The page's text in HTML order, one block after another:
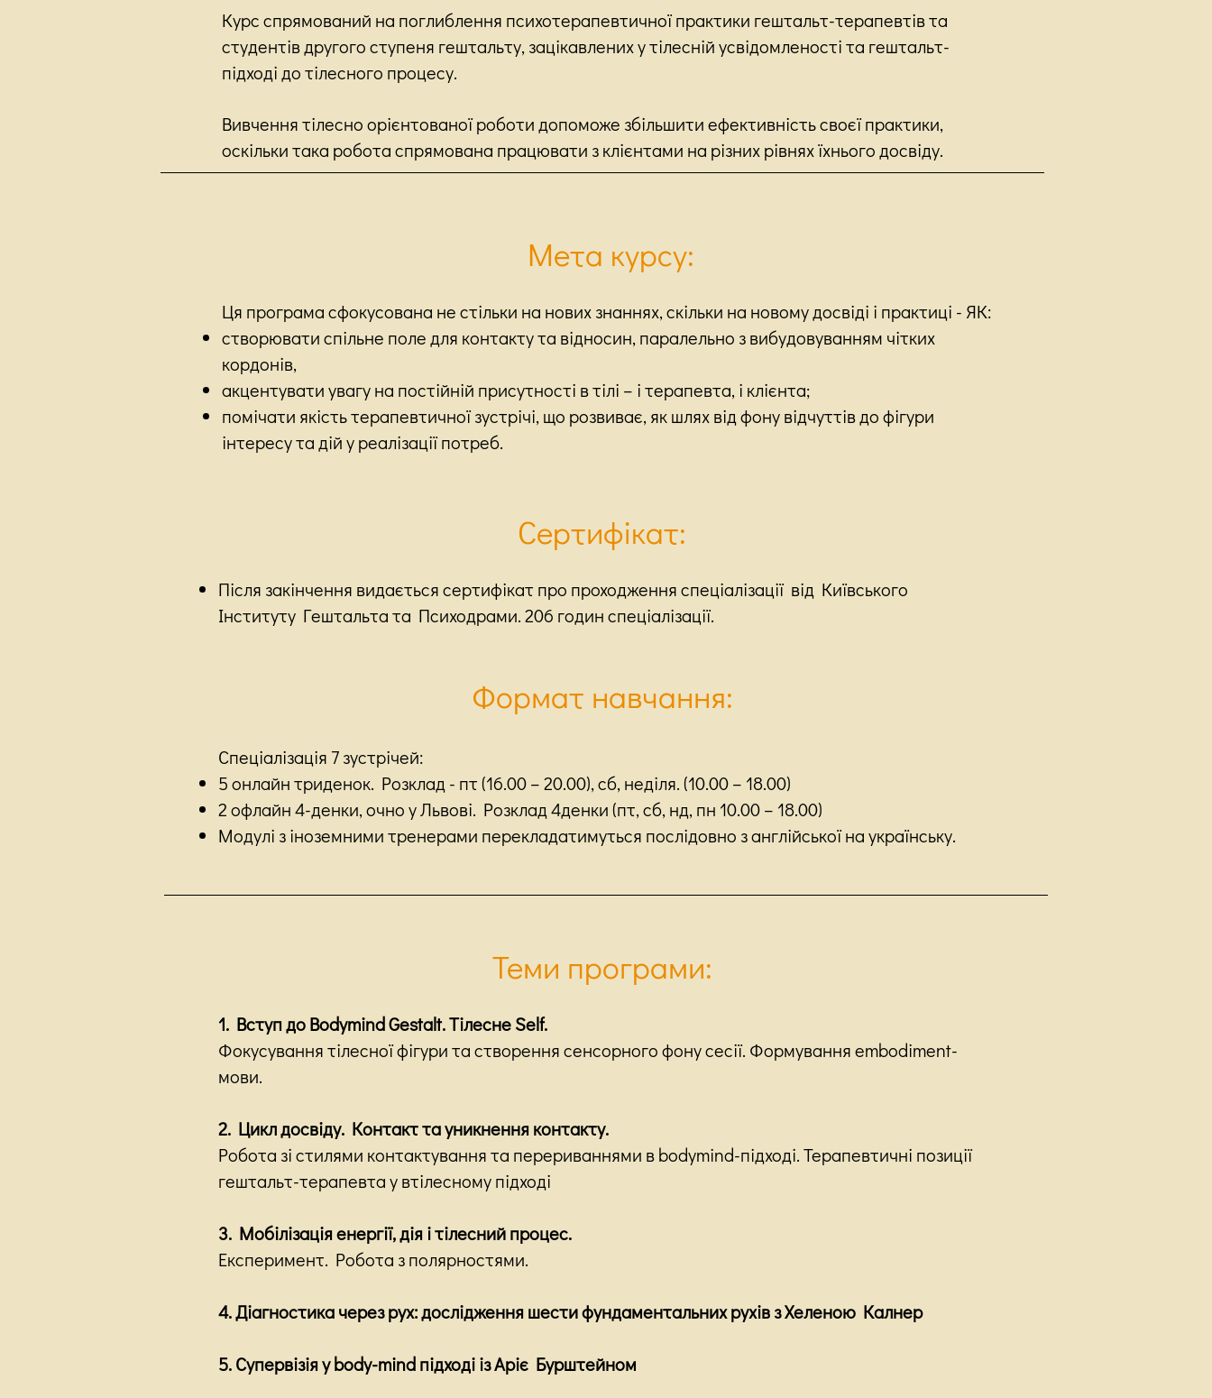
Курс спрямований на поглиблення психотерапевтичної практики гештальт-терапевтів та
студентів другого ступеня гештальту, зацікавлених у тілесній усвідомленості та гештальт-
підході до тілесного процесу.
Вивчення тілесно орієнтованої роботи допоможе збільшити ефективність своєї практики,
оскільки така робота спрямована працювати з клієнтами на різних рівнях їхнього досвіду.
Мета курсу:
Ця програма сфокусована не стільки на нових знаннях,скільки на новому досвіді і практиці - ЯК:
створювати спільне поле для контакту та відносин, паралельно з вибудовуванням чітких
кордонів,
акцентувати увагу на постійній присутності в тілі – і терапевта, і клієнта;
помічати якість терапевтичної зустрічі, що розвиває, як шлях від фону відчуттів до фігури
інтересу та дій у реалізації потреб.
Сертифікат:
Після закінчення видається сертифікат про проходження спеціалізації від Київського
Інституту Гештальта та Психодрами. 206 годин спеціалізації.
Формат навчання:
Спеціалізація 7 зустрічей:
5 онлайн триденок. Розклад - пт (16.00 – 20.00), сб, неділя. (10.00 – 18.00)
2 офлайн 4-денки, очно у Львові. Розклад 4денки (пт, сб, нд, пн 10.00 – 18.00)
Модулі з іноземними тренерами перекладатимуться послідовно з англійської на українську.
Теми програми:
1. Вступ до Bodymind Gestalt. Тілесне Self.
Фокусування тілесної фігури та створення сенсорного фону сесії. Формування embodiment-
мови.
2. Цикл досвіду. Контакт та уникнення контакту.
Робота зі стилями контактування та перериваннями в bodymind-підході. Терапевтичні позиції
гештальт-терапевта у втілесному підході
3. Мобілізація енергії, дія і тілесний процес.
Експеримент. Робота з полярностями.
4. Діагностика через рух: дослідження шести фундаментальних рухів з Хеленою Калнер
5. Супервізія у body-mind підході із Аріє Бурштейном